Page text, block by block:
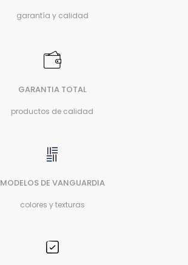
garantía y calidad
GARANTIA TOTAL
productos de calidad
MODELOS DE VANGUARDIA
colores y texturas